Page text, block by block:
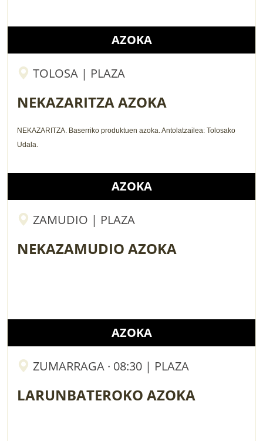
AZOKA
TOLOSA | PLAZA
NEKAZARITZA AZOKA
NEKAZARITZA. Baserriko produktuen azoka. Antolatzailea: Tolosako
Udala.
AZOKA
ZAMUDIO | PLAZA
NEKAZAMUDIO AZOKA
AZOKA
ZUMARRAGA · 08:30 | PLAZA
LARUNBATEROKO AZOKA